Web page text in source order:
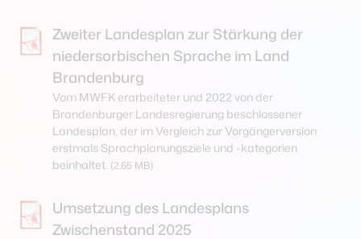
Zweiter Landesplan zur Stärkung der
niedersorbischen Sprache im Land
Brandenburg
Vom MWFK erarbeiteter und 2022 von der
Brandenburger Landesregierung beschlossener
Landesplan, der im Vergleich zur Vorgängerversion
erstmals Sprachplanungsziele und -kategorien
beinhaltet. (2,65 MB)
Umsetzung des Landesplans
Zwischenstand 2025